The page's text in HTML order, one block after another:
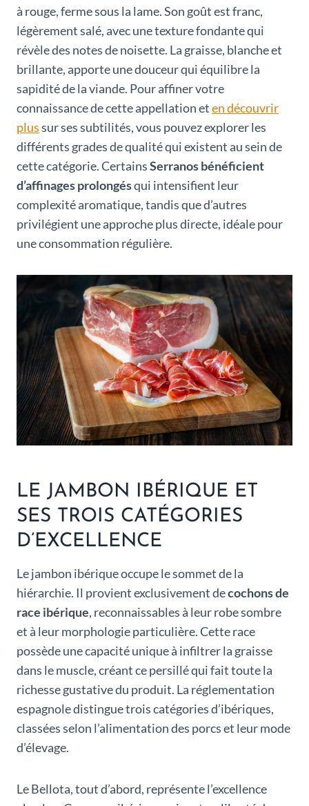
à rouge, ferme sous la lame. Son goût est franc,
légèrement salé, avec une texture fondante qui
révèle des notes de noisette. La graisse, blanche et
brillante, apporte une douceur qui équilibre la
sapidité de la viande. Pour affiner votre
connaissance de cette appellation eten découvrir
plussur ses subtilités, vous pouvez explorer les
différents grades de qualité qui existent au sein de
cette catégorie. CertainsSerranos bénéficient
d’affinages prolongésqui intensifient leur
complexité aromatique, tandis que d’autres
privilégient une approche plus directe, idéale pour
une consommation régulière.
LE JAMBON IBÉRIQUE ET
SES TROIS CATÉGORIES
D’EXCELLENCE
Le jambon ibérique occupe le sommet de la
hiérarchie. Il provient exclusivement decochons de
race ibérique, reconnaissables à leur robe sombre
et à leur morphologie particulière. Cette race
possède une capacité unique à infiltrer la graisse
dans le muscle, créant ce persillé qui fait toute la
richesse gustative du produit. La réglementation
espagnole distingue trois catégories d’ibériques,
classées selon l’alimentation des porcs et leur mode
d’élevage.
Le Bellota, tout d’abord, représente l’excellence